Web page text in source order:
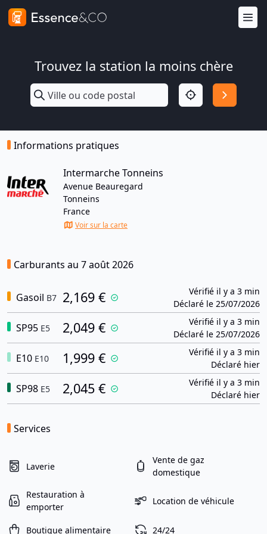
Trouvez la station la moins chère
Informations pratiques
Intermarche Tonneins
Avenue Beauregard
Tonneins
France
Voir sur la carte
Carburants au 7 août 2026
Gasoil B7 2,169 €
Vérifié il y a 3 min
Déclaré le 25/07/2026
SP95 E5 2,049 €
Vérifié il y a 3 min
Déclaré le 25/07/2026
E10 E10 1,999 €
Vérifié il y a 3 min
Déclaré hier
SP98 E5 2,045 €
Vérifié il y a 3 min
Déclaré hier
Services
Laverie
Vente de gaz
domestique
Restauration à
emporter
Location de véhicule
Boutique alimentaire 24/24